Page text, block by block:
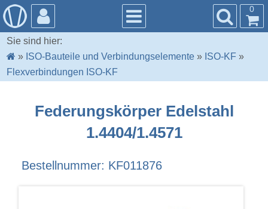
0
Sie sind hier:
» ISO-Bauteile und Verbindungselemente » ISO-KF »
Flexverbindungen ISO-KF
Federungskörper Edelstahl
1.4404/1.4571
Bestellnummer: KF011876